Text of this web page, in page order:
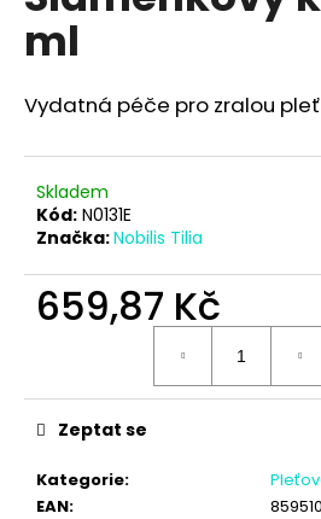
hvězdiček.
ml
Vydatná péče pro zralou
Skladem
Kód: N0131E
Značka:Nobilis Tilia
659,87 Kč
Kategorie:
EAN:
Zeptat se
a
j
í
t
?
HLEDAT
p